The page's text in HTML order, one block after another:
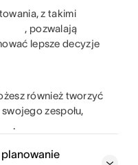
z takimi
, pozwalają
lepsze decyzje
również tworzyć
zespołu,
.